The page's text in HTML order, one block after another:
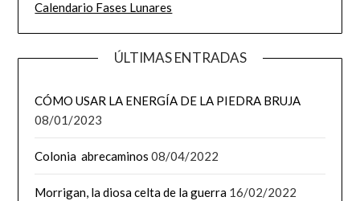
Calendario Fases Lunares
ÚLTIMAS ENTRADAS
CÓMO USAR LA ENERGÍA DE LA PIEDRA BRUJA
08/01/2023
Colonia abrecaminos 08/04/2022
Morrigan, la diosa celta de la guerra 16/02/2022